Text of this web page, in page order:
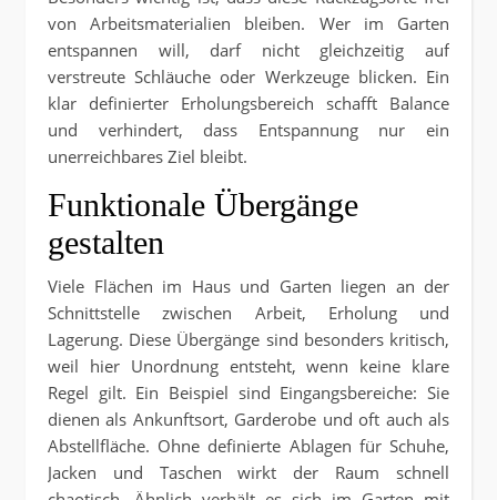
von Arbeitsmaterialien bleiben. Wer im Garten
entspannen will, darf nicht gleichzeitig auf
verstreute Schläuche oder Werkzeuge blicken. Ein
klar definierter Erholungsbereich schafft Balance
und verhindert, dass Entspannung nur ein
unerreichbares Ziel bleibt.
Funktionale Übergänge
gestalten
Viele Flächen im Haus und Garten liegen an der
Schnittstelle zwischen Arbeit, Erholung und
Lagerung. Diese Übergänge sind besonders kritisch,
weil hier Unordnung entsteht, wenn keine klare
Regel gilt. Ein Beispiel sind Eingangsbereiche: Sie
dienen als Ankunftsort, Garderobe und oft auch als
Abstellfläche. Ohne definierte Ablagen für Schuhe,
Jacken und Taschen wirkt der Raum schnell